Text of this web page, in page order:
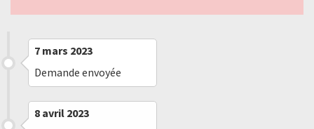
7 mars 2023
Demande envoyée
8 avril 2023